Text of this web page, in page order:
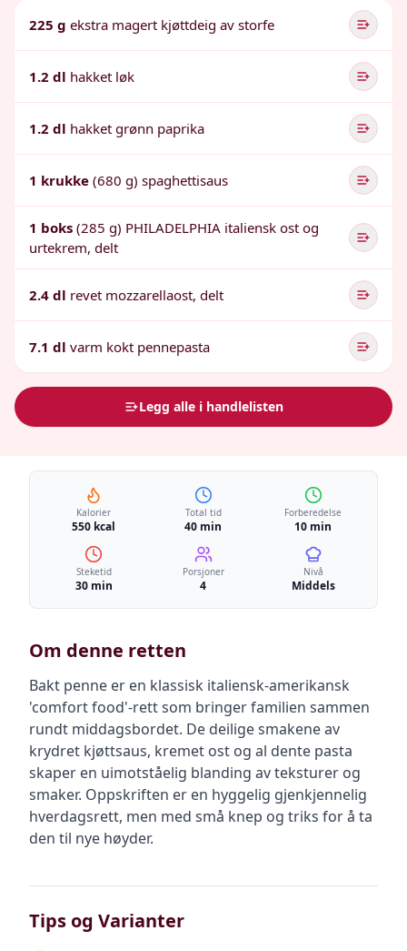
225 g ekstra magert kjøttdeig av storfe
1.2 dl hakket løk
1.2 dl hakket grønn paprika
1 krukke (680 g) spaghettisaus
1 boks (285 g) PHILADELPHIA italiensk ost og
urtekrem, delt
2.4 dl revet mozzarellaost, delt
7.1 dl varm kokt pennepasta
Legg alle i handlelisten
Kalorier
550 kcal
Total tid
40 min
Forberedelse
10 min
Steketid
30 min
Porsjoner
4
Nivå
Middels
Om denne retten
Bakt penne er en klassisk italiensk-amerikansk
'comfort food'-rett som bringer familien sammen
rundt middagsbordet. De deilige smakene av
krydret kjøttsaus, kremet ost og al dente pasta
skaper en uimotståelig blanding av teksturer og
smaker. Oppskriften er en hyggelig gjenkjennelig
hverdagsrett, men med små knep og triks for å ta
den til nye høyder.
Tips og Varianter